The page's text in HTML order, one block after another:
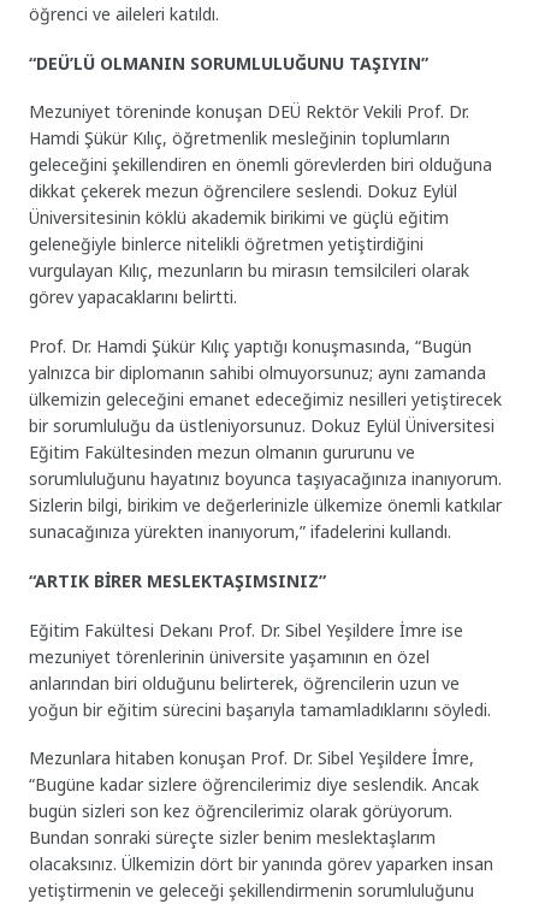
öğrenci ve aileleri katıldı.
“DEÜ’LÜ OLMANIN SORUMLULUĞUNU TAŞIYIN”
Mezuniyet töreninde konuşan DEÜ Rektör Vekili Prof. Dr.
Hamdi Şükür Kılıç, öğretmenlik mesleğinin toplumların
geleceğini şekillendiren en önemli görevlerden biri olduğuna
dikkat çekerek mezun öğrencilere seslendi. Dokuz Eylül
Üniversitesinin köklü akademik birikimi ve güçlü eğitim
geleneğiyle binlerce nitelikli öğretmen yetiştirdiğini
vurgulayan Kılıç, mezunların bu mirasın temsilcileri olarak
görev yapacaklarını belirtti.
Prof. Dr. Hamdi Şükür Kılıç yaptığı konuşmasında, “Bugün
yalnızca bir diplomanın sahibi olmuyorsunuz; aynı zamanda
ülkemizin geleceğini emanet edeceğimiz nesilleri yetiştirecek
bir sorumluluğu da üstleniyorsunuz. Dokuz Eylül Üniversitesi
Eğitim Fakültesinden mezun olmanın gururunu ve
sorumluluğunu hayatınız boyunca taşıyacağınıza inanıyorum.
Sizlerin bilgi, birikim ve değerlerinizle ülkemize önemli katkılar
sunacağınıza yürekten inanıyorum,” ifadelerini kullandı.
“ARTIK BİRER MESLEKTAŞIMSINIZ”
Eğitim Fakültesi Dekanı Prof. Dr. Sibel Yeşildere İmre ise
mezuniyet törenlerinin üniversite yaşamının en özel
anlarından biri olduğunu belirterek, öğrencilerin uzun ve
yoğun bir eğitim sürecini başarıyla tamamladıklarını söyledi.
Mezunlara hitaben konuşan Prof. Dr. Sibel Yeşildere İmre,
“Bugüne kadar sizlere öğrencilerimiz diye seslendik. Ancak
bugün sizleri son kez öğrencilerimiz olarak görüyorum.
Bundan sonraki süreçte sizler benim meslektaşlarım
olacaksınız. Ülkemizin dört bir yanında görev yaparken insan
yetiştirmenin ve geleceği şekillendirmenin sorumluluğunu